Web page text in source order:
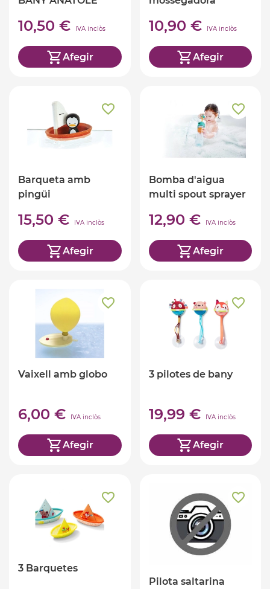
10,50 € IVA inclòs
Afegir
10,90 € IVA inclòs
Afegir
Barqueta amb
pingüi
15,50 € IVA inclòs
Afegir
Bomba d'aigua
multi spout sprayer
12,90 € IVA inclòs
Afegir
Vaixell amb globo
6,00 € IVA inclòs
Afegir
3 pilotes de bany
19,99 € IVA inclòs
Afegir
3 Barquetes
Pilota saltarina